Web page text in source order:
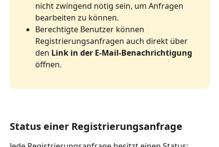
nicht zwingend nötig sein, um Anfragen
bearbeiten zu können.
Berechtigte Benutzer können
Registrierungsanfragen auch direkt über
den Link in der E-Mail-Benachrichtigung
öffnen.
Status einer Registrierungsanfrage